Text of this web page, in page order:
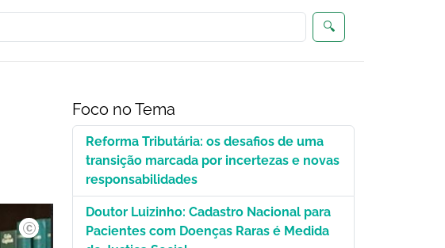
🔍
Antônio Pitombo
Foco no Tema
Reforma Tributária: os desafios de uma
transição marcada por incertezas e novas
responsabilidades
Doutor Luizinho: Cadastro Nacional para
Pacientes com Doenças Raras é Medida